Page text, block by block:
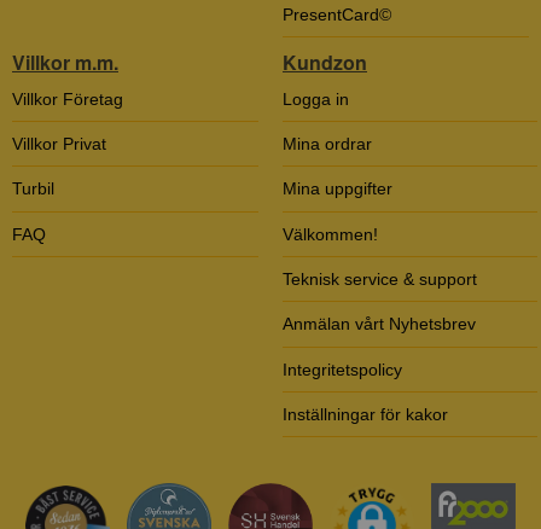
PresentCard©
Villkor m.m.
Villkor Företag
Villkor Privat
Turbil
FAQ
Kundzon
Logga in
Mina ordrar
Mina uppgifter
Välkommen!
Teknisk service & support
Anmälan vårt Nyhetsbrev
Integritetspolicy
Inställningar för kakor